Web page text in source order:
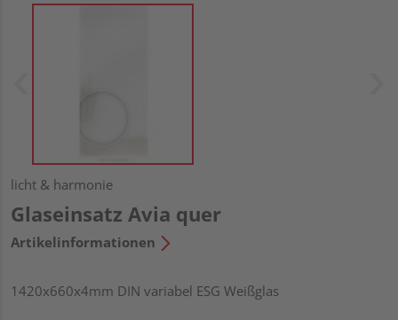
licht & harmonie
Glaseinsatz Avia quer
Artikelinformationen
1420x660x4mm DIN variabel ESG Weißglas